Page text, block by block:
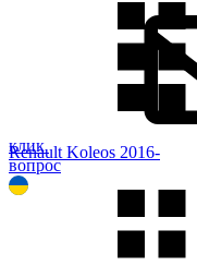
Renault Koleos 2016-
клик
вопрос